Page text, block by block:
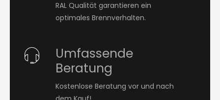
RAL Qualität garantieren ein
optimales Brennverhalten.
Umfassende
Beratung
Kostenlose Beratung vor und nach